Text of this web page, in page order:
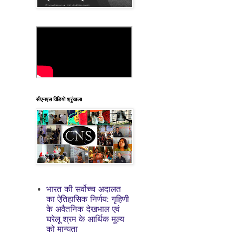
सीएनएस विडियो श्रृंखला
भारत की सर्वोच्च अदालत
का ऐतिहासिक निर्णय: गृहिणी
के अवैतनिक देखभाल एवं
घरेलू श्रम के आर्थिक मूल्य
को मान्यता